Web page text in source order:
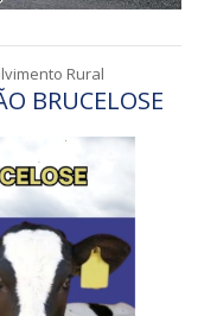
Rural
BRUCELOSE